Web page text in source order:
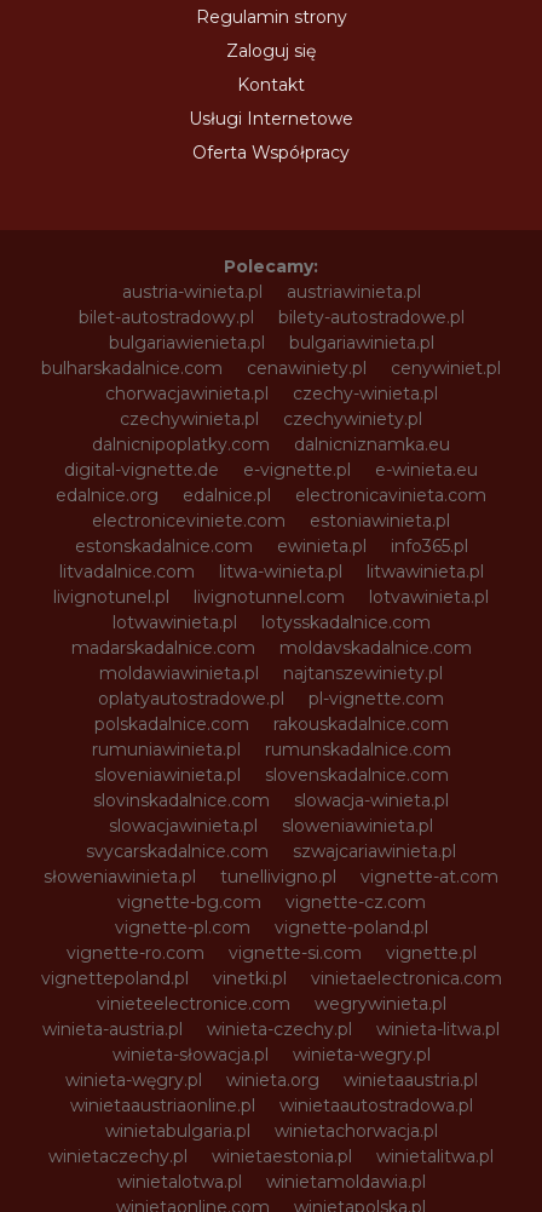
Regulamin strony
Zaloguj się
Kontakt
Usługi Internetowe
Oferta Współpracy
Polecamy:
austria-winieta.pl
austriawinieta.pl
bilet-autostradowy.pl
bilety-autostradowe.pl
bulgariawienieta.pl
bulgariawinieta.pl
bulharskadalnice.com
cenawiniety.pl
cenywiniet.pl
chorwacjawinieta.pl
czechy-winieta.pl
czechywinieta.pl
czechywiniety.pl
dalnicnipoplatky.com
dalnicniznamka.eu
digital-vignette.de
e-vignette.pl
e-winieta.eu
edalnice.org
edalnice.pl
electronicavinieta.com
electroniceviniete.com
estoniawinieta.pl
estonskadalnice.com
ewinieta.pl
info365.pl
litvadalnice.com
litwa-winieta.pl
litwawinieta.pl
livignotunel.pl
livignotunnel.com
lotvawinieta.pl
lotwawinieta.pl
lotysskadalnice.com
madarskadalnice.com
moldavskadalnice.com
moldawiawinieta.pl
najtanszewiniety.pl
oplatyautostradowe.pl
pl-vignette.com
polskadalnice.com
rakouskadalnice.com
rumuniawinieta.pl
rumunskadalnice.com
sloveniawinieta.pl
slovenskadalnice.com
slovinskadalnice.com
slowacja-winieta.pl
slowacjawinieta.pl
sloweniawinieta.pl
svycarskadalnice.com
szwajcariawinieta.pl
słoweniawinieta.pl
tunellivigno.pl
vignette-at.com
vignette-bg.com
vignette-cz.com
vignette-pl.com
vignette-poland.pl
vignette-ro.com
vignette-si.com
vignette.pl
vignettepoland.pl
vinetki.pl
vinietaelectronica.com
vinieteelectronice.com
wegrywinieta.pl
winieta-austria.pl
winieta-czechy.pl
winieta-litwa.pl
winieta-słowacja.pl
winieta-wegry.pl
winieta-węgry.pl
winieta.org
winietaaustria.pl
winietaaustriaonline.pl
winietaautostradowa.pl
winietabulgaria.pl
winietachorwacja.pl
winietaczechy.pl
winietaestonia.pl
winietalitwa.pl
winietalotwa.pl
winietamoldawia.pl
winietaonline.com
winietapolska.pl